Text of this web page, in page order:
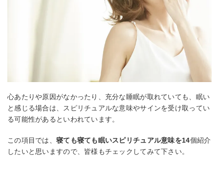
心あたりや原因がなかったり、充分な睡眠が取れていても、眠い
と感じる場合は、スピリチュアルな意味やサインを受け取ってい
る可能性があるといわれています。
この項目では、 寝ても寝ても眠いスピリチュアル意味を14個紹介
したいと思いますので、皆様もチェックしてみて下さい。